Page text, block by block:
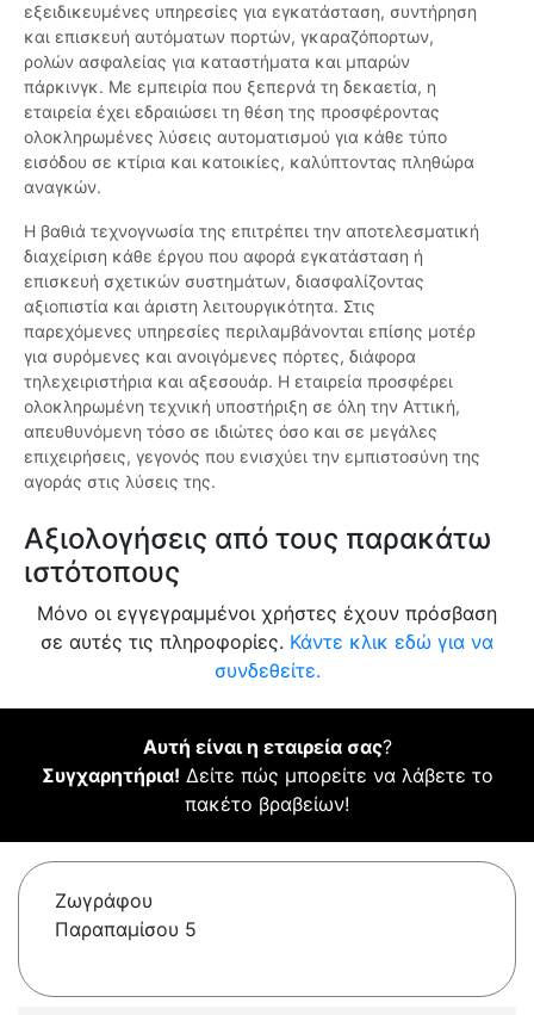
εξειδικευμένες υπηρεσίες για εγκατάσταση, συντήρηση
και επισκευή αυτόματων πορτών, γκαραζόπορτων,
ρολών ασφαλείας για καταστήματα και μπαρών
πάρκινγκ. Με εμπειρία που ξεπερνά τη δεκαετία, η
εταιρεία έχει εδραιώσει τη θέση της προσφέροντας
ολοκληρωμένες λύσεις αυτοματισμού για κάθε τύπο
εισόδου σε κτίρια και κατοικίες, καλύπτοντας πληθώρα
αναγκών.
Η βαθιά τεχνογνωσία της επιτρέπει την αποτελεσματική
διαχείριση κάθε έργου που αφορά εγκατάσταση ή
επισκευή σχετικών συστημάτων, διασφαλίζοντας
αξιοπιστία και άριστη λειτουργικότητα. Στις
παρεχόμενες υπηρεσίες περιλαμβάνονται επίσης μοτέρ
για συρόμενες και ανοιγόμενες πόρτες, διάφορα
τηλεχειριστήρια και αξεσουάρ. Η εταιρεία προσφέρει
ολοκληρωμένη τεχνική υποστήριξη σε όλη την Αττική,
απευθυνόμενη τόσο σε ιδιώτες όσο και σε μεγάλες
επιχειρήσεις, γεγονός που ενισχύει την εμπιστοσύνη της
αγοράς στις λύσεις της.
Αξιολογήσεις από τους παρακάτω
ιστότοπους
Μόνο οι εγγεγραμμένοι χρήστες έχουν πρόσβαση
σε αυτές τις πληροφορίες. Κάντε κλικ εδώ για να
συνδεθείτε.
Αυτή είναι η εταιρεία σας?
Συγχαρητήρια! Δείτε πώς μπορείτε να λάβετε το
πακέτο βραβείων!
Ζωγράφου
Παραπαμίσου 5